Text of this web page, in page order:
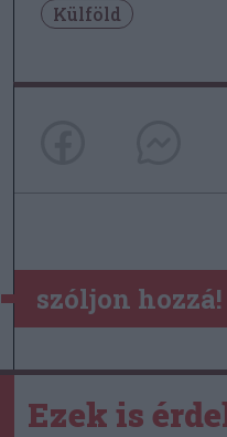
Külföld
szóljon hozzá!
Ezek is